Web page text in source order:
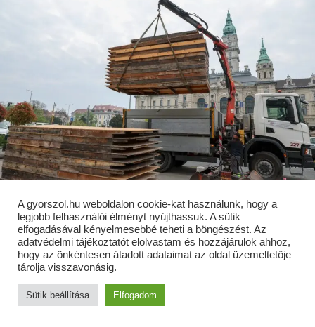
A gyorszol.hu weboldalon cookie-kat használunk, hogy a
legjobb felhasználói élményt nyújthassuk. A sütik
elfogadásával kényelmesebbé teheti a böngészést. Az
adatvédelmi tájékoztatót elolvastam és hozzájárulok ahhoz,
hogy az önkéntesen átadott adataimat az oldal üzemeltetője
tárolja visszavonásig.
Sütik beállítása Elfogadom